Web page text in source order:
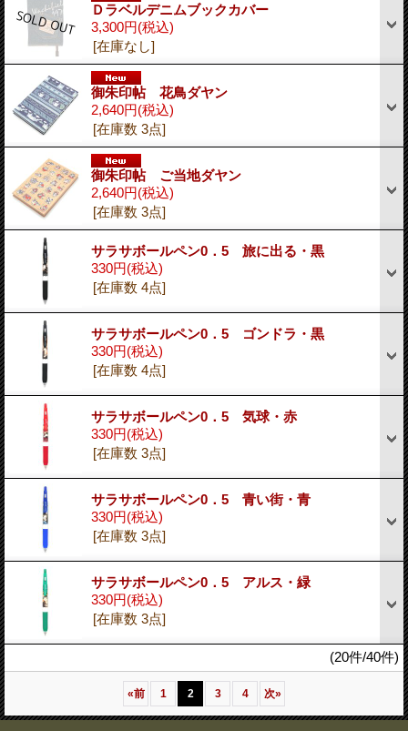
Ｄラベルデニムブックカバー
3,300円(税込)
[在庫なし]
御朱印帖 花鳥ダヤン
2,640円(税込)
[在庫数 3点]
御朱印帖 ご当地ダヤン
2,640円(税込)
[在庫数 3点]
サラサボールペン0．5 旅に出る・黒
330円(税込)
[在庫数 4点]
サラサボールペン0．5 ゴンドラ・黒
330円(税込)
[在庫数 4点]
サラサボールペン0．5 気球・赤
330円(税込)
[在庫数 3点]
サラサボールペン0．5 青い街・青
330円(税込)
[在庫数 3点]
サラサボールペン0．5 アルス・緑
330円(税込)
[在庫数 3点]
(20件/40件)
«前 1 2 3 4 次»